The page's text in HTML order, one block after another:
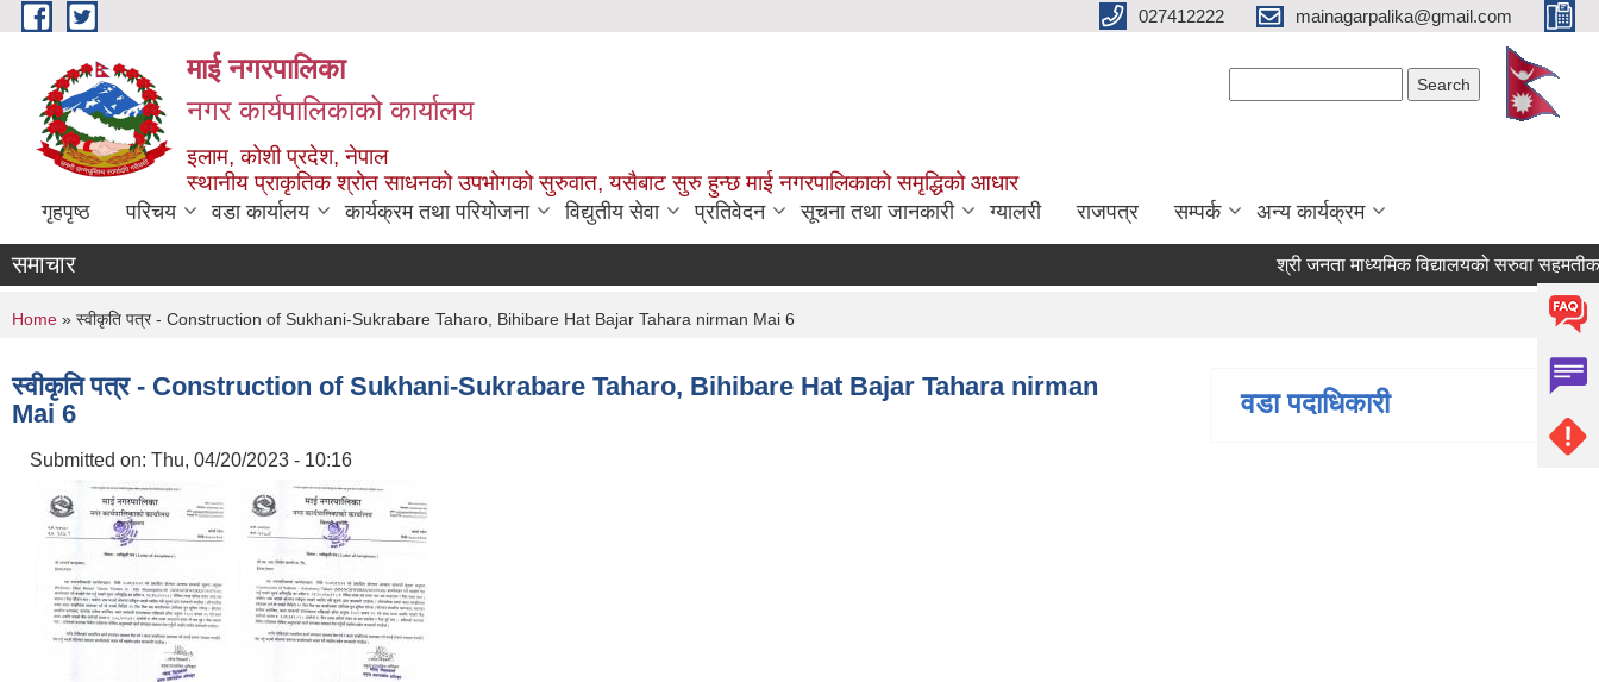
Skip to main content 027412222 mainagarpalika@gmail.com
माई नगरपालिका
नगर कार्यपालिकाको कार्यालय
इलाम, कोशी प्रदेश, नेपाल
स्थानीय प्राकृतिक श्रोत साधनको उपभोगको सुरुवात, यसैबाट सुरु हुन्छ माई नगरपालिकाको समृद्धिको आधार
गृहपृष्ठ परिचय वडा कार्यालय कार्यक्रम तथा परियोजना विद्युतीय सेवा प्रतिवेदन सूचना तथा जानकारी ग्यालरी राजपत्र सम्पर्क अन्य कार्यक्रम
समाचार श्री जनता माध्यमिक विद्यालयको सरुवा सहमतीका
You are here
Home » स्वीकृति पत्र - Construction of Sukhani-Sukrabare Taharo, Bihibare Hat Bajar Tahara nirman Mai 6
स्वीकृति पत्र - Construction of Sukhani-Sukrabare Taharo, Bihibare Hat Bajar Tahara nirman
Mai 6
Submitted on: Thu, 04/20/2023 - 10:16
वडा पदाधिकारी